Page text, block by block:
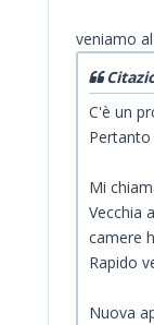
veniamo
C'è un
Mi
Vecchia
camere
Rapido
Nuova